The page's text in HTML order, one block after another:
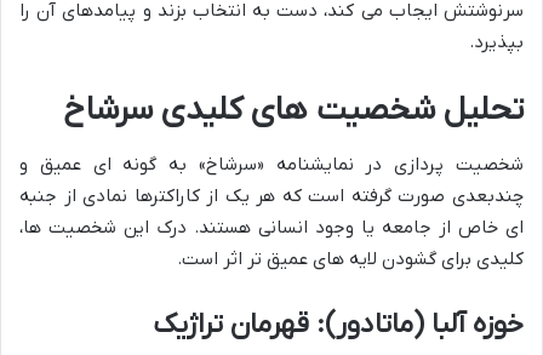
سرنوشتش ایجاب می کند، دست به انتخاب بزند و پیامدهای آن را
بپذیرد.
تحلیل شخصیت های کلیدی سرشاخ
شخصیت پردازی در نمایشنامه «سرشاخ» به گونه ای عمیق و
چندبعدی صورت گرفته است که هر یک از کاراکترها نمادی از جنبه
ای خاص از جامعه یا وجود انسانی هستند. درک این شخصیت ها،
کلیدی برای گشودن لایه های عمیق تر اثر است.
خوزه آلبا (ماتادور): قهرمان تراژیک